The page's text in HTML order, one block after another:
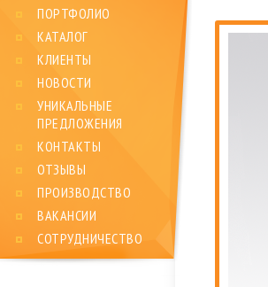
ПОРТФОЛИО
КАТАЛОГ
КЛИЕНТЫ
НОВОСТИ
УНИКАЛЬНЫЕ
ПРЕДЛОЖЕНИЯ
КОНТАКТЫ
ОТЗЫВЫ
ПРОИЗВОДСТВО
ВАКАНСИИ
СОТРУДНИЧЕСТВО